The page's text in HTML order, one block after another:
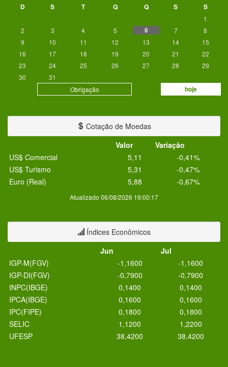
D
S T Q Q S S
Obrigação hoje
1
2
3 4 5 6 7
8
9
10 11 12 13 14
15
16
17 18 19 20 21
22
23
24 25 26 27 28
29
30
31
Cotação de Moedas
Valor
Variação
Atualizado 06/08/2026 19:00:17
US$ Comercial 5,11
-0,41%
US$ Turismo
5,31
-0,47%
Euro (Real)
5,88 -0,67%
Índices Econômicos
Jun
Jul
IGP-M(FGV)
-1,1600
-1,1600
IGP-DI(FGV)
-0,7900
-0,7900
INPC(IBGE)
0,1400
0,1400
IPCA(IBGE)
0,1600
0,1600
IPC(FIPE)
0,1800
0,1800
SELIC
1,1200
1,2200
UFESP
38,4200 38,4200